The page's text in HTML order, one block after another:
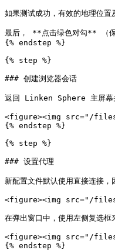
如果测试成功，有效的地理位置
最后， **点击绿色对勾** （保
{% endstep %}
{% step %}
### 创建浏览器会话
返回 Linken Sphere 主屏幕
<figure><img src="/
{% endstep %}
{% step %}
### 设置代理
新配置文件默认使用直接连接
<figure><img src="/
在弹出窗口中，使用左侧复选
<figure><img src="/
{% endstep %}